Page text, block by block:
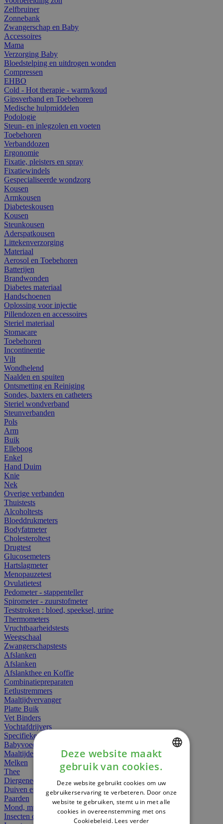
Zelfbruiner
Zonnebank
Zwangerschap en Baby
Accessoires
Mama
Verzorging Baby
Bloedstelping en uitdrogen wonden
Compressen
EHBO
Cold - Hot therapie - warm/koud
Gipsverband en Toebehoren
Medische hulpmiddelen
Podologie
Steun- en inlegzolen en voeten
Toebehoren
Verbanddozen
Ergonomie
Fixatie, pleisters en spray
Fixatiewindels
Gespecialiseerde wondzorg
Kousen
Armkousen
Diabeteskousen
Kousen
Steunkousen
Aderspatkousen
Littekenverzorging
Materiaal
Aerosol en Toebehoren
Batterijen
Brandwonden
Diabetes materiaal
Handschoenen
Oplossing voor injectie
Pillendozen en accessoires
Steriel materiaal
Stomacare
Toebehoren
Incontinentie
Vilt
Wondhelend
Naalden en spuiten
Ontsmetting en Reiniging
Sondes, baxters en catheters
Steriel wondverband
Steunverbanden
Pols
Arm
Buik
Elleboog
Enkel
Hand Duim
Knie
Nek
Overige verbanden
Thuistests
Alcoholtests
Bloeddrukmeters
Bodyfatmeter
Cholesteroltest
Drugtest
Glucosemeters
Hartslagmeter
Menopauzetest
Ovulatietest
Pedometer - stappenteller
Spirometer - zuurstofmeter
Teststroken : bloed, speeksel, urine
Thermometers
Vruchtbaarheidstests
Weegschaal
Zwangerschapstests
Afslanken
Afslanken
Afslankthee en Koffie
Combinatiepreparaten
Eetlustremmers
Maaltijdvervanger
Platte Buik
Vet Binders
Vochtafdrijvers
Specifieke Voeding
Babyvoeding
Maaltijden
Melken
Thee
Diergeneesmiddelen
Duiven en vogels
Paarden
Mond, muil of snavel
Insecten dieren
DUTCH
FRENCH
ENGLISH
Deze website maakt
gebruik van cookies.
Deze website gebruikt cookies om uw
gebruikerservaring te verbeteren. Door onze
website te gebruiken, stemt u in met alle
cookies in overeenstemming met ons
Cookiebeleid. Lees verder